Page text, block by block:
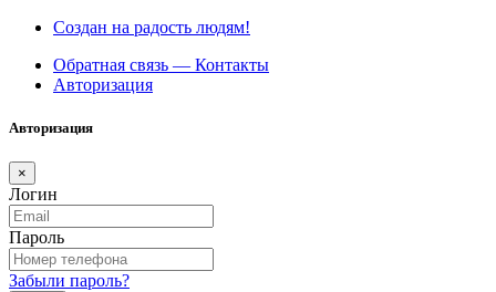
Создан на радость людям!
Обратная связь — Контакты
Авторизация
Авторизация
×
Логин
Пароль
Забыли пароль?